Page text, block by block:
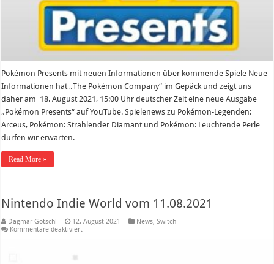
Pokémon Presents mit neuen Informationen über kommende Spiele Neue
Informationen hat „The Pokémon Company“ im Gepäck und zeigt uns
daher am 18. August 2021, 15:00 Uhr deutscher Zeit eine neue Ausgabe
„Pokémon Presents“ auf YouTube. Spielenews zu Pokémon-Legenden:
Arceus, Pokémon: Strahlender Diamant und Pokémon: Leuchtende Perle
dürfen wir erwarten. …
Read More »
Nintendo Indie World vom 11.08.2021
Dagmar Götschl 12. August 2021 News,Switch
Kommentare deaktiviertfür